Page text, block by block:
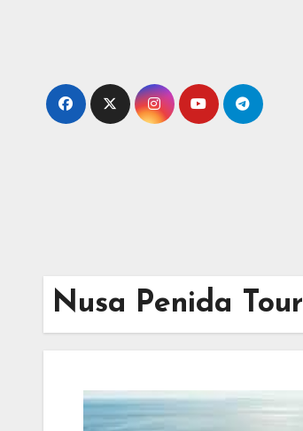
Nusa Penida Tour